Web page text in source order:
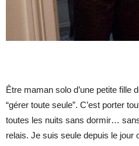
Être maman solo d’une petite fille
“gérer toute seule”. C’est porter
toutes les nuits sans dormir…
relais. Je suis seule depuis le jour